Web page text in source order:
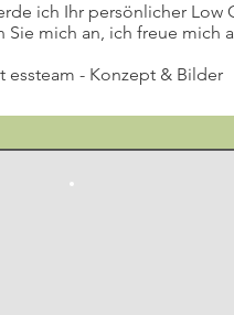
ich Ihr persönlicher Low
Sie mich an, ich freue mich
essteam - Konzept & Bilder